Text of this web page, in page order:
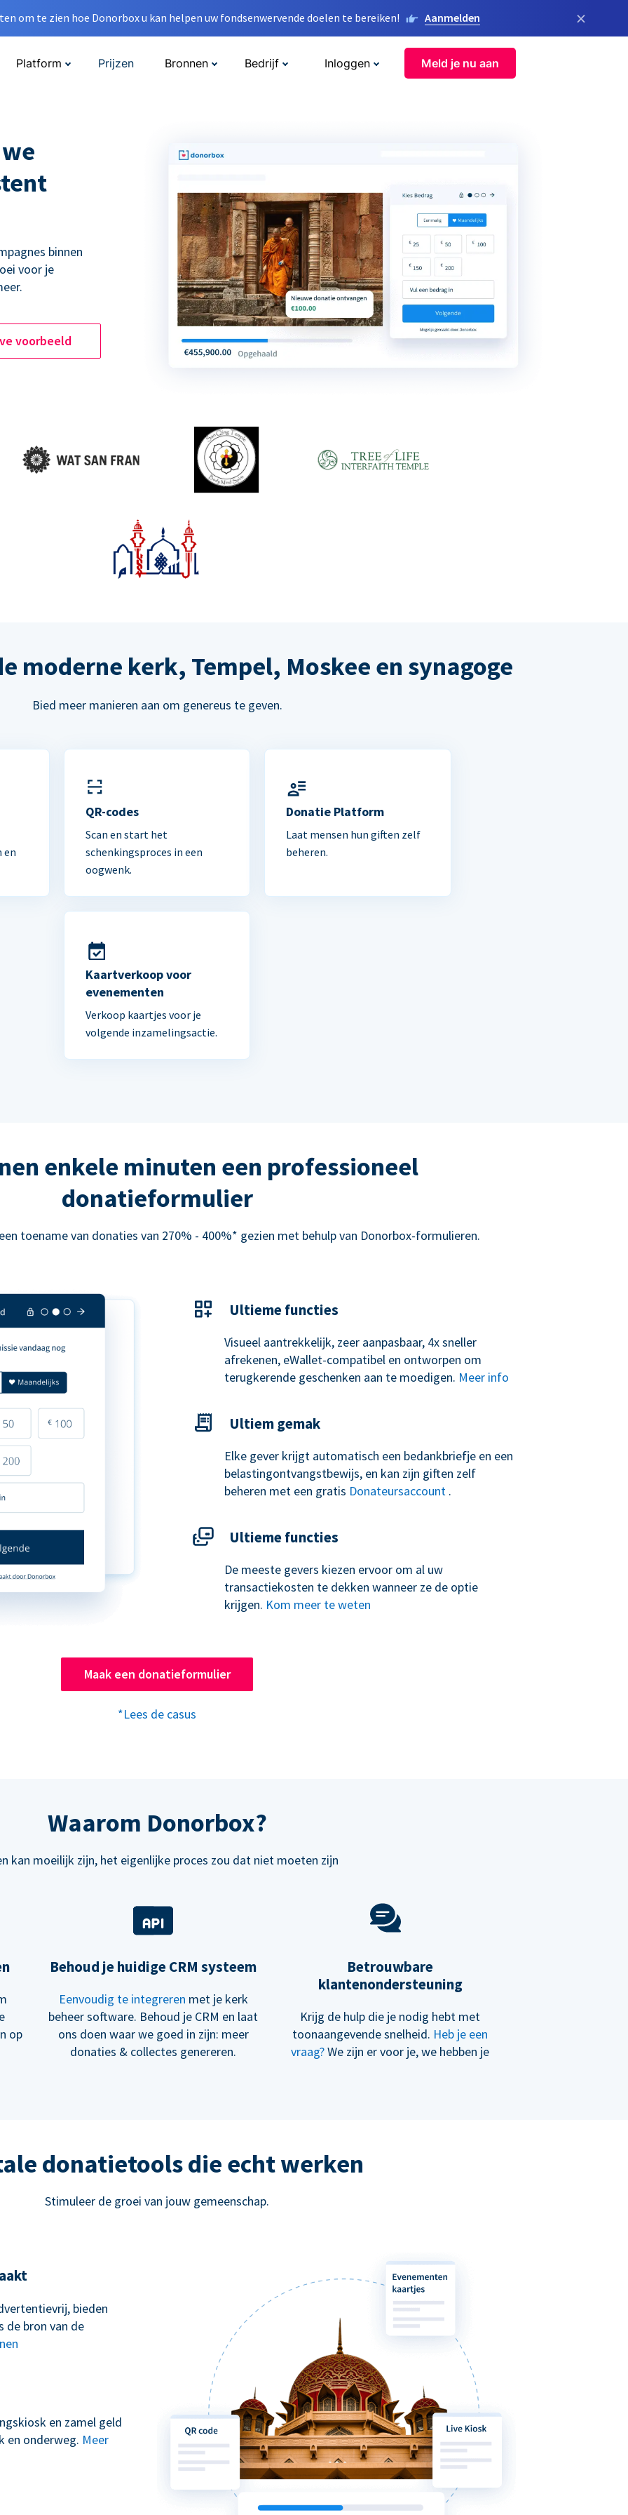
om te zien hoe Donorbox u kan helpen uw fondsenwervende doelen te bereiken! Aanmelden ×
Platform Prijzen Bronnen Bedrijf Inloggen Meld je nu aan
binnen
voor je
voorbeeld
moderne kerk, Tempel, Moskee en synagoge
Bied meer manieren aan om genereus te geven.
en
QR-codes
Scan en start het
schenkingsproces in een
oogwenk.
Donatie Platform
Laat mensen hun giften zelf
beheren.
Kaartverkoop voor
evenementen
Verkoop kaartjes voor je
volgende inzamelingsactie.
enkele minuten een professioneel
donatieformulier
toename van donaties van 270% - 400%* gezien met behulp van Donorbox-formulieren.
Ultieme functies
Visueel aantrekkelijk, zeer aanpasbaar, 4x sneller
afrekenen, eWallet-compatibel en ontworpen om
terugkerende geschenken aan te moedigen. Meer info
Ultiem gemak
Elke gever krijgt automatisch een bedankbriefje en een
belastingontvangstbewijs, en kan zijn giften zelf
beheren met een gratis Donateursaccount .
Ultieme functies
De meeste gevers kiezen ervoor om al uw
transactiekosten te dekken wanneer ze de optie
krijgen. Kom meer te weten
Maak een donatieformulier
*Lees de casus
Waarom Donorbox?
kan moeilijk zijn, het eigenlijke proces zou dat niet moeten zijn
op
Behoud je huidige CRM systeem
Eenvoudig te integreren met je kerk
beheer software. Behoud je CRM en laat
ons doen waar we goed in zijn: meer
donaties & collectes genereren.
Betrouwbare
klantenondersteuning
Krijg de hulp die je nodig hebt met
toonaangevende snelheid. Heb je een
vraag?We zijn er voor je, we hebben je
donatietools die echt werken
Stimuleer de groei van jouw gemeenschap.
bieden
de bron van de
en zamel geld
en onderweg. Meer